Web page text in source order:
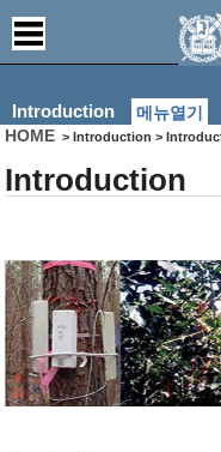
Introduction
메뉴열기
HOME > Introduction >
Introduction